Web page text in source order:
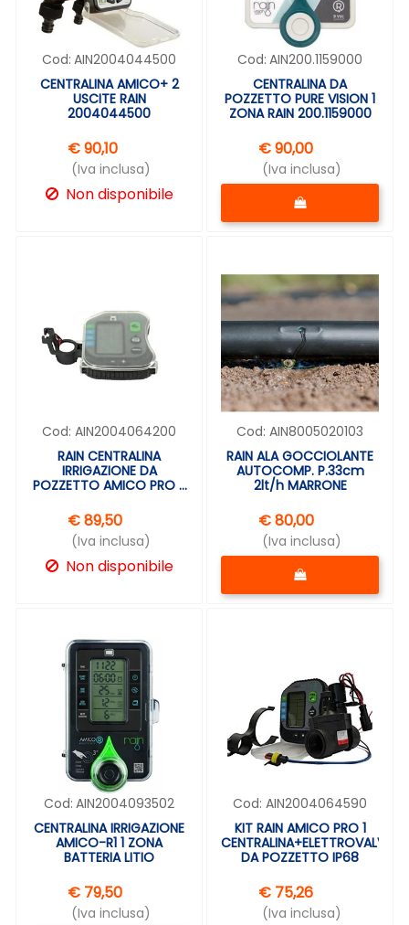
Cod: AIN2004044500
CENTRALINA AMICO+ 2
USCITE RAIN
2004044500
€ 90,10
(Iva inclusa)
Non disponibile
Cod: AIN200.1159000
CENTRALINA DA
POZZETTO PURE VISION 1
ZONA RAIN 200.1159000
€ 90,00
(Iva inclusa)
Quantità
Cod: AIN2004064200
RAIN CENTRALINA
IRRIGAZIONE DA
POZZETTO AMICO PRO 2
€ 89,50
(Iva inclusa)
Non disponibile
Cod: AIN8005020103
RAIN ALA GOCCIOLANTE
AUTOCOMP. P.33cm
2lt/h MARRONE
€ 80,00
(Iva inclusa)
Quantità
Cod: AIN2004093502
CENTRALINA IRRIGAZIONE
AMICO-R1 1 ZONA
BATTERIA LITIO
€ 79,50
(Iva inclusa)
Cod: AIN2004064590
KIT RAIN AMICO PRO 1
CENTRALINA+ELETTROVALVOLA
DA POZZETTO IP68
€ 75,26
(Iva inclusa)